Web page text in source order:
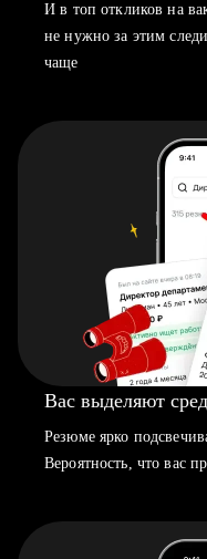
И в топ откликов на
не нужно за этим
чаще
Вас выделяют
Резюме ярко
Вероятность, что вас